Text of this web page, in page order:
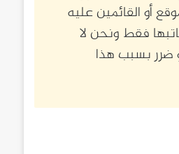
أو القائمين عليه
فقط ونحن لا
ضرر بسبب هذا